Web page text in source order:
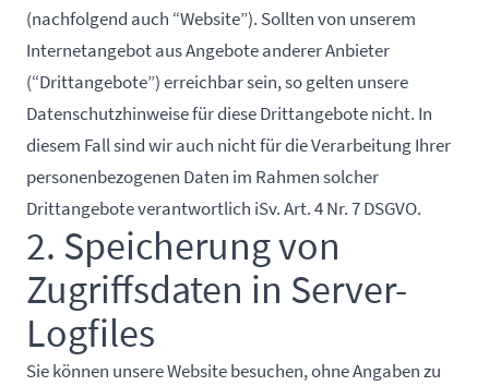
(nachfolgend auch “Website”). Sollten von unserem
Internetangebot aus Angebote anderer Anbieter
(“Drittangebote”) erreichbar sein, so gelten unsere
Datenschutzhinweise für diese Drittangebote nicht. In
diesem Fall sind wir auch nicht für die Verarbeitung Ihrer
personenbezogenen Daten im Rahmen solcher
Drittangebote verantwortlich iSv. Art. 4 Nr. 7 DSGVO.
2. Speicherung von
Zugriffsdaten in Server-
Logfiles
Sie können unsere Website besuchen, ohne Angaben zu